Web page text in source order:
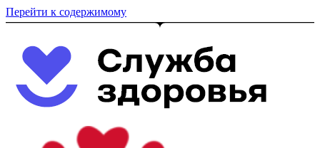
Перейти к содержимому